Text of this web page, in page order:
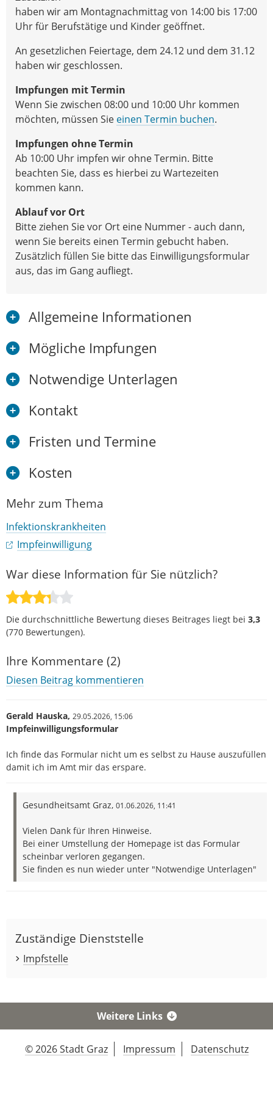
haben wir am Montagnachmittag von 14:00 bis 17:00
Uhr für Berufstätige und Kinder geöffnet.
An gesetzlichen Feiertage, dem 24.12 und dem 31.12
haben wir geschlossen.
Impfungen mit Termin
Wenn Sie zwischen 08:00 und 10:00 Uhr kommen
möchten, müssen Sie einen Termin buchen.
Impfungen ohne Termin
Ab 10:00 Uhr impfen wir ohne Termin. Bitte
beachten Sie, dass es hierbei zu Wartezeiten
kommen kann.
Ablauf vor Ort
Bitte ziehen Sie vor Ort eine Nummer - auch dann,
wenn Sie bereits einen Termin gebucht haben.
Zusätzlich füllen Sie bitte das Einwilligungsformular
aus, das im Gang aufliegt.
Allgemeine Informationen
Mögliche Impfungen
Notwendige Unterlagen
Kontakt
Fristen und Termine
Kosten
Mehr zum Thema
Infektionskrankheiten
Impfeinwilligung
War diese Information für Sie nützlich?
Die durchschnittliche Bewertung dieses Beitrages liegt bei 3,3
(770 Bewertungen).
Ihre Kommentare (2)
Diesen Beitrag kommentieren
Gerald Hauska, 29.05.2026, 15:06
Impfeinwilligungsformular
Ich finde das Formular nicht um es selbst zu Hause auszufüllen
damit ich im Amt mir das erspare.
Gesundheitsamt Graz, 01.06.2026, 11:41
Vielen Dank für Ihren Hinweise.
Bei einer Umstellung der Homepage ist das Formular
scheinbar verloren gegangen.
Sie finden es nun wieder unter "Notwendige Unterlagen"
Zuständige Dienststelle
Impfstelle
Weitere Links
© 2026 Stadt Graz Impressum Datenschutz